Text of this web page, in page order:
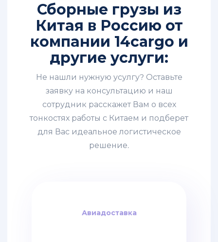
Сборные грузы из
Китая в Россию от
компании 14cargo и
другие услуги:
Не нашли нужную усулгу? Оставьте
заявку на консультацию и наш
сотрудник расскажет Вам о всех
тонкостях работы с Китаем и подберет
для Вас идеальное логистическое
решение.
Авиадоставка
Авиадоставка